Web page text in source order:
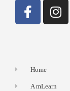
Home
A mLearn